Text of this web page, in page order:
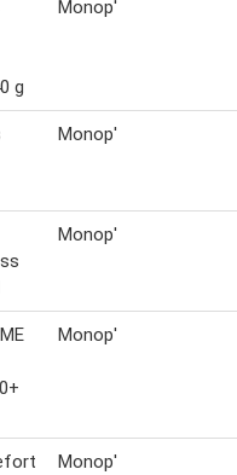
g
Monop'
Monop'
Monop'
Monop'
Monop'